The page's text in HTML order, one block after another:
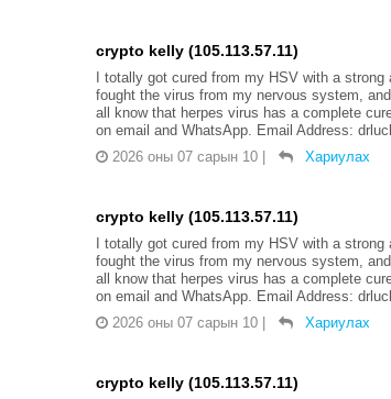
crypto kelly (105.113.57.11)
I totally got cured from my HSV with a
fought the virus from my nervous system,
all know that herpes virus has a complete
on email and WhatsApp. Email Address:
2026 оны 07 сарын 10 | Хариулах
crypto kelly (105.113.57.11)
I totally got cured from my HSV with a
fought the virus from my nervous system,
all know that herpes virus has a complete
on email and WhatsApp. Email Address:
2026 оны 07 сарын 10 | Хариулах
crypto kelly (105.113.57.11)